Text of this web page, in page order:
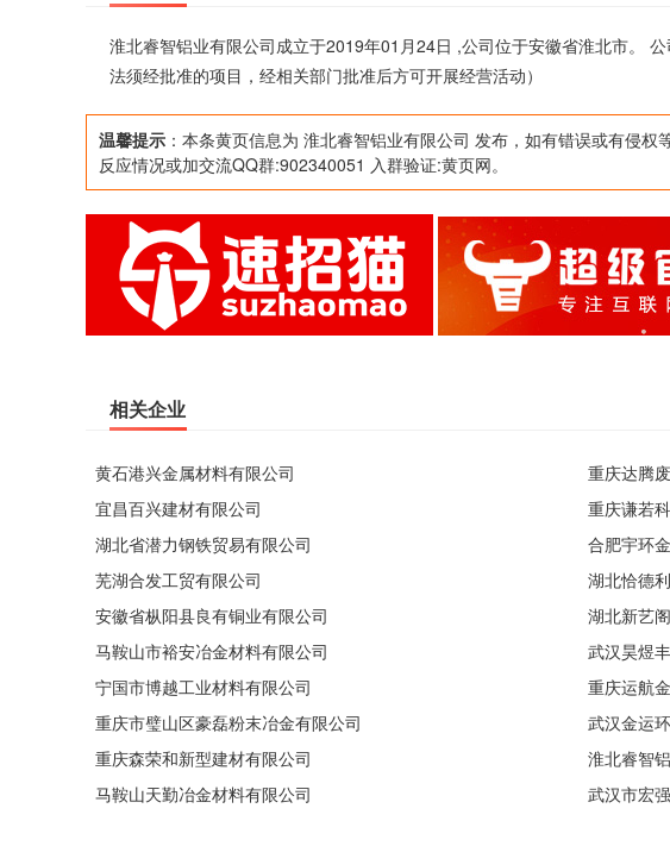
淮北睿智铝业有限公司成立于2019年01月24日 ,公司位于安徽省淮北市。
法须经批准的项目，经相关部门批准后方可开展经营活动）
温馨提示 ：本条黄页信息为 淮北睿智铝业有限公司 发布，如有错误或有侵权
反应情况或加交流QQ群:902340051 入群验证:黄页网。
相关企业
黄石港兴金属材料有限公司
宜昌百兴建材有限公司
湖北省潜力钢铁贸易有限公司
芜湖合发工贸有限公司
安徽省枞阳县良有铜业有限公司
马鞍山市裕安冶金材料有限公司
宁国市博越工业材料有限公司
重庆市璧山区豪磊粉末冶金有限公司
重庆森荣和新型建材有限公司
马鞍山天勤冶金材料有限公司
重庆达腾
重庆谦若
合肥宇环
湖北恰德
湖北新艺
武汉昊煜
重庆运航
武汉金运
淮北睿智
武汉市宏